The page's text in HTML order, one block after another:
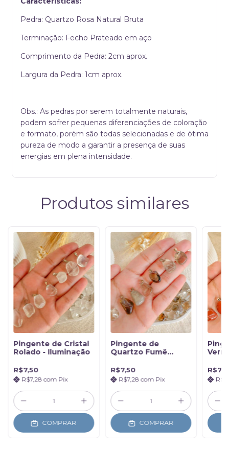
Pedra: Quartzo Rosa Natural Bruta
Terminação: Fecho Prateado em aço
Comprimento da Pedra: 2cm aprox.
Largura da Pedra: 1cm aprox.
Obs.: As pedras por serem totalmente naturais,
podem sofrer pequenas diferenciações de coloração
e formato, porém são todas selecionadas e de ótima
pureza de modo a garantir a presença de suas
energias em plena intensidade.
Produtos similares
Pingente de Cristal
Rolado - Iluminação
R$7,50
R$7,28 com Pix
COMPRAR
Pingente de
Quartzo Fumê
R$7,50
R$7,28com Pix
COMPRAR